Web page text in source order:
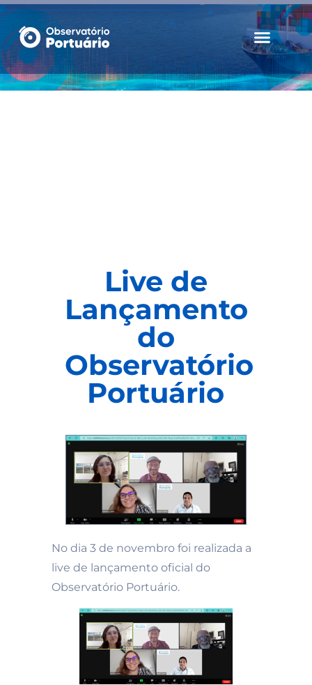
Live de
Lançamento
do
Observatório
Portuário
No dia 3 de novembro foi realizada a
live de lançamento oficial do
Observatório Portuário.